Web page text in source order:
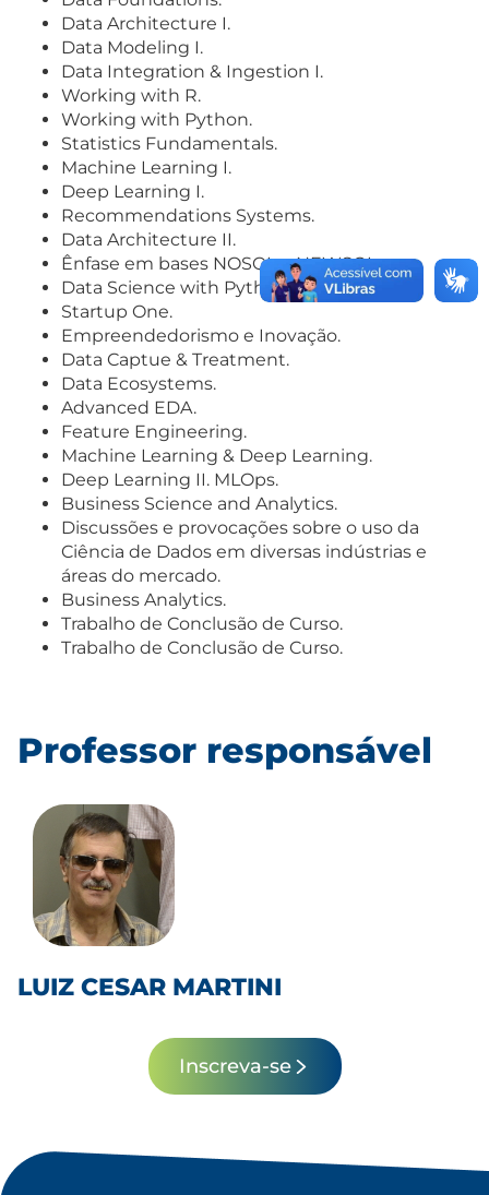
Data Architecture I.
Data Modeling I.
Data Integration & Ingestion I.
Working with R.
Working with Python.
Statistics Fundamentals.
Machine Learning I.
Deep Learning I.
Recommendations Systems.
Data Architecture II.
Ênfase em bases NOSQL e NEWSQL
Data Science with Python.
Startup One.
Empreendedorismo e Inovação.
Data Captue & Treatment.
Data Ecosystems.
Advanced EDA.
Feature Engineering.
Machine Learning & Deep Learning.
Deep Learning II. MLOps.
Business Science and Analytics.
Discussões e provocações sobre o uso da
Ciência de Dados em diversas indústrias e
áreas do mercado.
Business Analytics.
Trabalho de Conclusão de Curso.
Trabalho de Conclusão de Curso.
Professor responsável
LUIZ CESAR MARTINI
Inscreva-se